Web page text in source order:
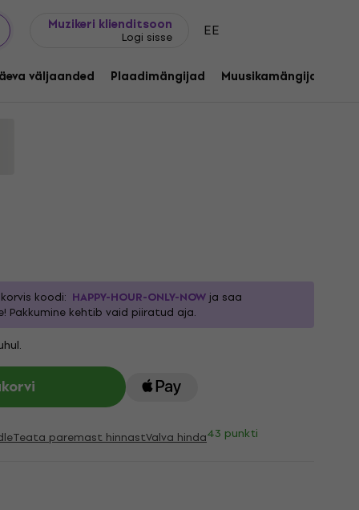
Muzikeri klienditsoon
Logi sisse EE
väljaanded Plaadimängijad Muusikamängijad
Sideline Story (2 LP)
koodi: HAPPY-HOUR-ONLY-NOW ja saa
Pakkumine kehtib vaid piiratud aja.
Teata paremast hinnastValva hinda43 punkti